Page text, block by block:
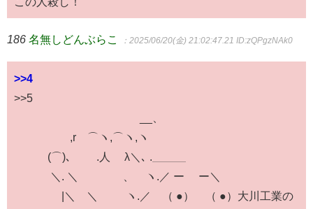
186 名無しどんぶらこ ：2025/06/20(金) 21:02:47.21 ID:zQPgzNAk0
>>4
>>5
,r´⌒ヽ,⌒ヽ,ヽ
(⌒)､ .人 λ＼､ .＿＿＿
＼. ＼ 、 ヽ.／ ー ー＼
|＼ ＼ ヽ.／ （ ●） （ ●）大川工業の